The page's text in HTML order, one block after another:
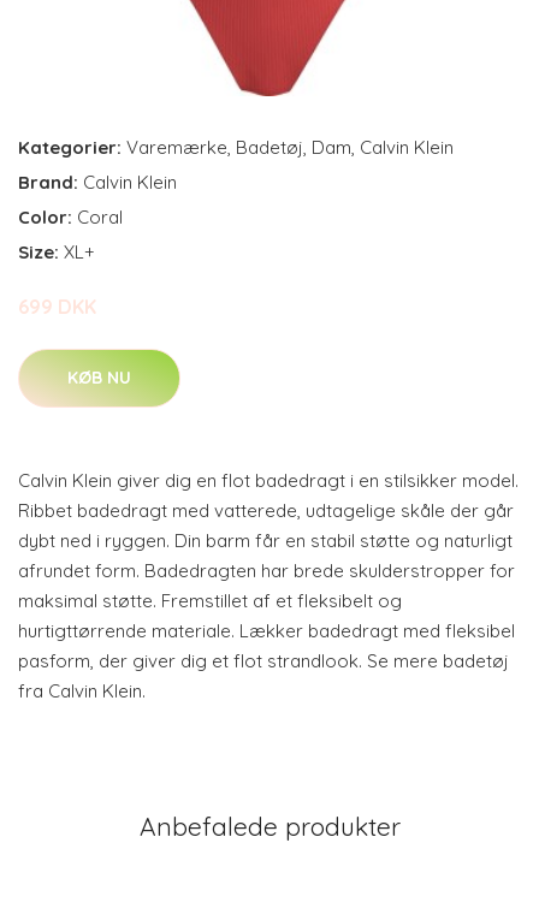
Kategorier: Varemærke, Badetøj, Dam, Calvin Klein
Brand: Calvin Klein
Color: Coral
Size: XL+
699 DKK
KØB NU
Calvin Klein giver dig en flot badedragt i en stilsikker model.
Ribbet badedragt med vatterede, udtagelige skåle der går
dybt ned i ryggen. Din barm får en stabil støtte og naturligt
afrundet form. Badedragten har brede skulderstropper for
maksimal støtte. Fremstillet af et fleksibelt og
hurtigttørrende materiale. Lækker badedragt med fleksibel
pasform, der giver dig et flot strandlook. Se mere badetøj
fra Calvin Klein.
Anbefalede produkter